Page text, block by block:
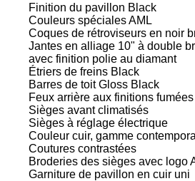
Finition du pavillon Black
Couleurs spéciales AML
Coques de rétroviseurs en noir
Jantes en alliage 10" à double
avec finition polie au diamant
Étriers de freins Black
Barres de toit Gloss Black
Feux arrière aux finitions fumées
Sièges avant climatisés
Sièges à réglage électrique
Couleur cuir, gamme
Coutures contrastées
Broderies des sièges avec logo
Garniture de pavillon en cuir uni